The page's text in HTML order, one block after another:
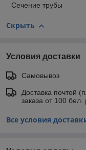
Сечение трубы
Скрыть
Условия доставки
Самовывоз
Доставка почтой
заказа от 100 бел.
Все условия